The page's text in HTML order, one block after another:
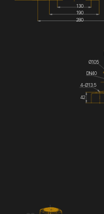
130
190
280
DN40
Ø105
4-Ø13.5
42